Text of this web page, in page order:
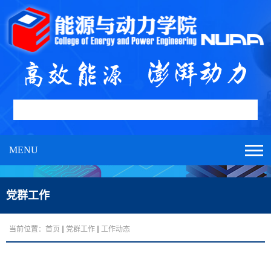
MENU
党群工作
当前位置： 首页 党群工作 工作动态